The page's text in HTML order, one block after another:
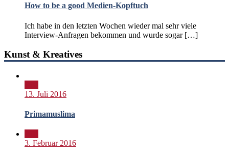
How to be a good Medien-Kopftuch
Ich habe in den letzten Wochen wieder mal sehr viele
Interview-Anfragen bekommen und wurde sogar […]
Kunst & Kreatives
13. Juli 2016
Primamuslima
3. Februar 2016